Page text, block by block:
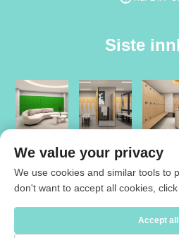
Siste
Copyright © 2026 Jiangsu Cartmay
We value your privacy
We use cookies and similar tools to
don't want to accept all cookies,
Accept all